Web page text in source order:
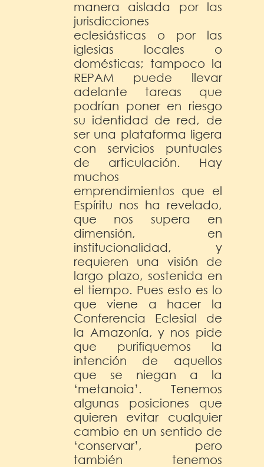
manera aislada por las
jurisdicciones
eclesiásticas o por las
iglesias locales o
domésticas; tampoco la
REPAM puede llevar
adelante tareas que
podrían poner en riesgo
su identidad de red, de
ser una plataforma ligera
con servicios puntuales
de articulación. Hay
muchos
emprendimientos que el
Espíritu nos ha revelado,
que nos supera en
dimensión, en
institucionalidad, y
requieren una visión de
largo plazo, sostenida en
el tiempo. Pues esto es lo
que viene a hacer la
Conferencia Eclesial de
la Amazonía, y nos pide
que purifiquemos la
intención de aquellos
que se niegan a la
‘metanoia’. Tenemos
algunas posiciones que
quieren evitar cualquier
cambio en un sentido de
‘conservar’, pero
también tenemos